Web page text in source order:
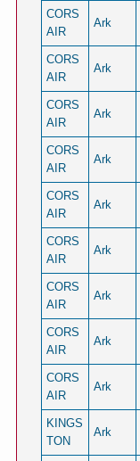
CORS
AIR
Ark
CORS
AIR
Ark
CORS
AIR
Ark
CORS
AIR
Ark
CORS
AIR
Ark
CORS
AIR
Ark
CORS
AIR
Ark
CORS
AIR
Ark
CORS
AIR
Ark
KINGS
TON
Ark